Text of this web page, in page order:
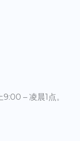
– 凌晨1点。